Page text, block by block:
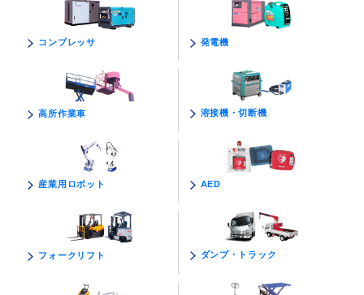
コンプレッサ 発電機
高所作業車 溶接機・切断機
産業用ロボット AED
フォークリフト ダンプ・トラック